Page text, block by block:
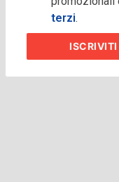
terzi.